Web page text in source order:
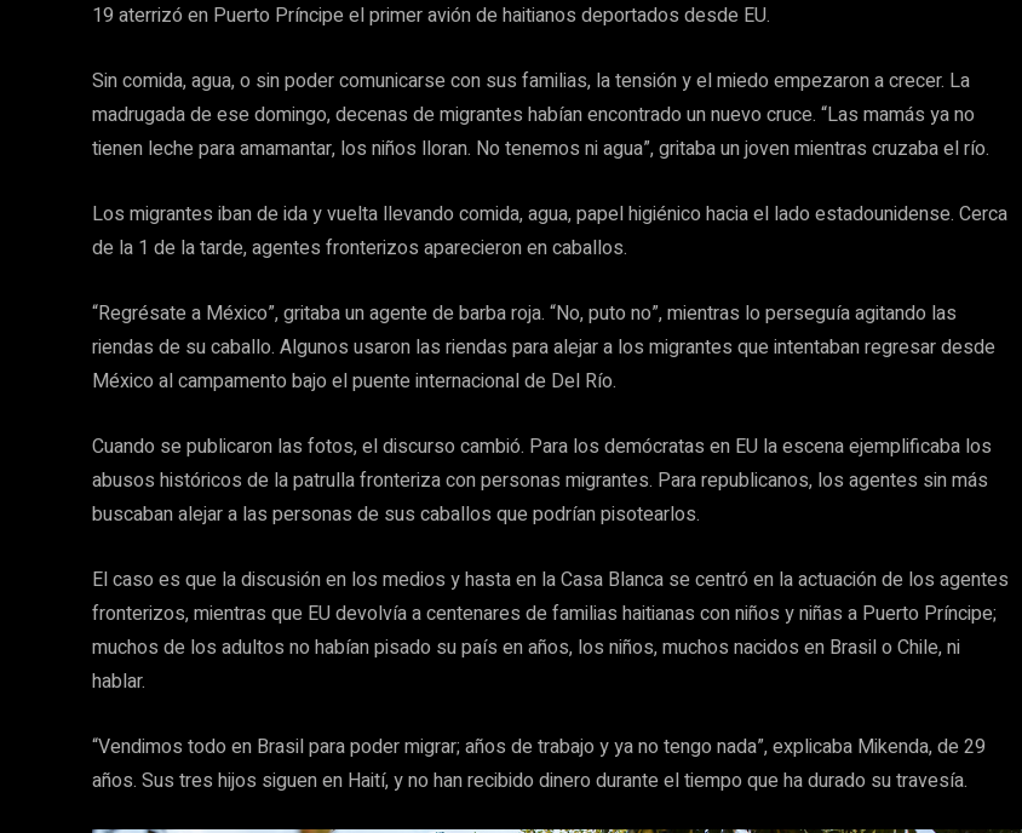
19 aterrizó en Puerto Príncipe el primer avión de haitianos deportados desde EU.
Sin comida, agua, o sin poder comunicarse con sus familias, la tensión y el miedo empezaron a crecer. La
madrugada de ese domingo, decenas de migrantes habían encontrado un nuevo cruce. “Las mamás ya no
tienen leche para amamantar, los niños lloran. No tenemos ni agua”, gritaba un joven mientras cruzaba el río.
Los migrantes iban de ida y vuelta llevando comida, agua, papel higiénico hacia el lado estadounidense. Cerca
de la 1 de la tarde, agentes fronterizos aparecieron en caballos.
“Regrésate a México”, gritaba un agente de barba roja. “No, puto no”, mientras lo perseguía agitando las
riendas de su caballo. Algunos usaron las riendas para alejar a los migrantes que intentaban regresar desde
México al campamento bajo el puente internacional de Del Río.
Cuando se publicaron las fotos, el discurso cambió. Para los demócratas en EU la escena ejemplificaba los
abusos históricos de la patrulla fronteriza con personas migrantes. Para republicanos, los agentes sin más
buscaban alejar a las personas de sus caballos que podrían pisotearlos.
El caso es que la discusión en los medios y hasta en la Casa Blanca se centró en la actuación de los agentes
fronterizos, mientras que EU devolvía a centenares de familias haitianas con niños y niñas a Puerto Príncipe;
muchos de los adultos no habían pisado su país en años, los niños, muchos nacidos en Brasil o Chile, ni
hablar.
“Vendimos todo en Brasil para poder migrar; años de trabajo y ya no tengo nada”, explicaba Mikenda, de 29
años. Sus tres hijos siguen en Haití, y no han recibido dinero durante el tiempo que ha durado su travesía.